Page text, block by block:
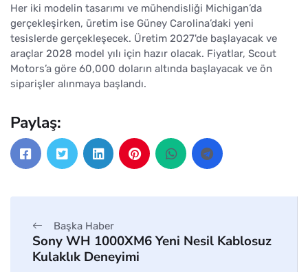
Her iki modelin tasarımı ve mühendisliği Michigan’da
gerçekleşirken, üretim ise Güney Carolina’daki yeni
tesislerde gerçekleşecek. Üretim 2027'de başlayacak ve
araçlar 2028 model yılı için hazır olacak. Fiyatlar, Scout
Motors’a göre 60,000 doların altında başlayacak ve ön
siparişler alınmaya başlandı.
Paylaş:
Başka Haber
Sony WH 1000XM6 Yeni Nesil Kablosuz
Kulaklık Deneyimi